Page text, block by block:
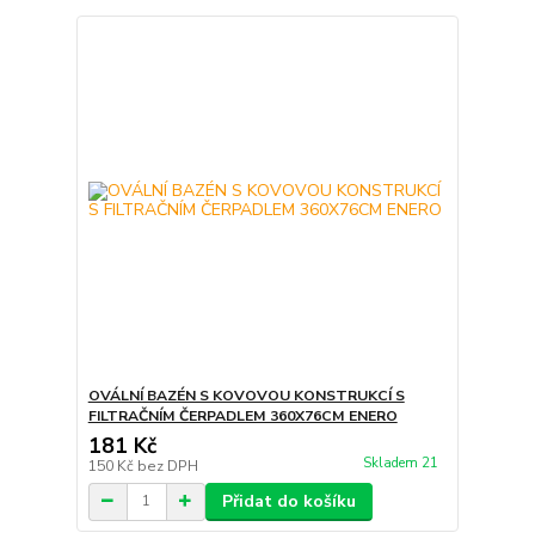
OVÁLNÍ BAZÉN S KOVOVOU KONSTRUKCÍ S
FILTRAČNÍM ČERPADLEM 360X76CM ENERO
181 Kč
150 Kč bez DPH Skladem 21
Přidat do košíku